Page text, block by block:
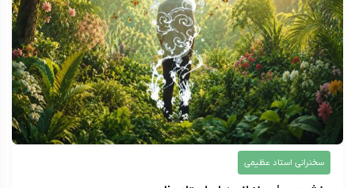
سخنرانی استاد عظیمی